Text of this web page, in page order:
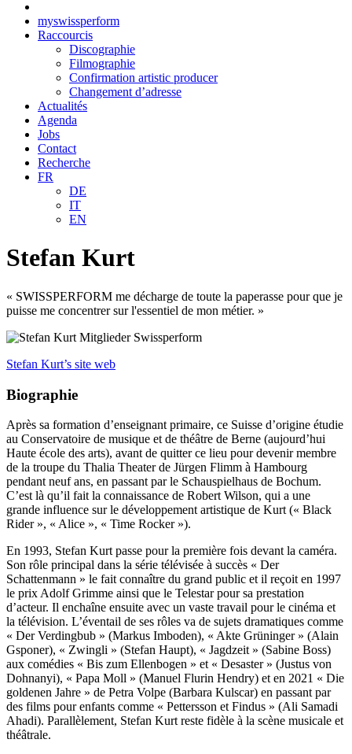
myswissperform
Raccourcis
Discographie
Filmographie
Confirmation artistic producer
Changement d’adresse
Actualités
Agenda
Jobs
Contact
Recherche
FR
DE
IT
EN
Stefan Kurt
« SWISSPERFORM me décharge de toute la paperasse pour que je
puisse me concentrer sur l'essentiel de mon métier. »
Stefan Kurt’s site web
Biographie
Après sa formation d’enseignant primaire, ce Suisse d’origine étudie
au Conservatoire de musique et de théâtre de Berne (aujourd’hui
Haute école des arts), avant de quitter ce lieu pour devenir membre
de la troupe du Thalia Theater de Jürgen Flimm à Hambourg
pendant neuf ans, en passant par le Schauspielhaus de Bochum.
C’est là qu’il fait la connaissance de Robert Wilson, qui a une
grande influence sur le développement artistique de Kurt (« Black
Rider », « Alice », « Time Rocker »).
En 1993, Stefan Kurt passe pour la première fois devant la caméra.
Son rôle principal dans la série télévisée à succès « Der
Schattenmann » le fait connaître du grand public et il reçoit en 1997
le prix Adolf Grimme ainsi que le Telestar pour sa prestation
d’acteur. Il enchaîne ensuite avec un vaste travail pour le cinéma et
la télévision. L’éventail de ses rôles va de sujets dramatiques comme
« Der Verdingbub » (Markus Imboden), « Akte Grüninger » (Alain
Gsponer), « Zwingli » (Stefan Haupt), « Jagdzeit » (Sabine Boss)
aux comédies « Bis zum Ellenbogen » et « Desaster » (Justus von
Dohnanyi), « Papa Moll » (Manuel Flurin Hendry) et en 2021 « Die
goldenen Jahre » de Petra Volpe (Barbara Kulscar) en passant par
des films pour enfants comme « Pettersson et Findus » (Ali Samadi
Ahadi). Parallèlement, Stefan Kurt reste fidèle à la scène musicale et
théâtrale.